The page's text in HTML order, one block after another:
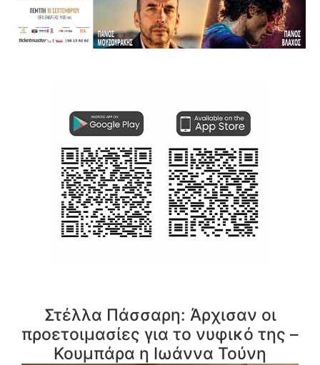
Στέλλα Πάσσαρη: Άρχισαν οι
προετοιμασίες για το νυφικό της –
Κουμπάρα η Ιωάννα Τούνη